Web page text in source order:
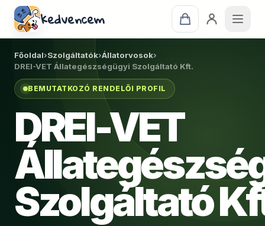
kedvencem
Főoldal›Szolgáltatók›Állatorvosok›
DREI-VET Állategészségügyi Szolgáltató Kft.
BEMUTATKOZÓ RENDELŐI PROFIL
DREI-VET
Szolgáltató